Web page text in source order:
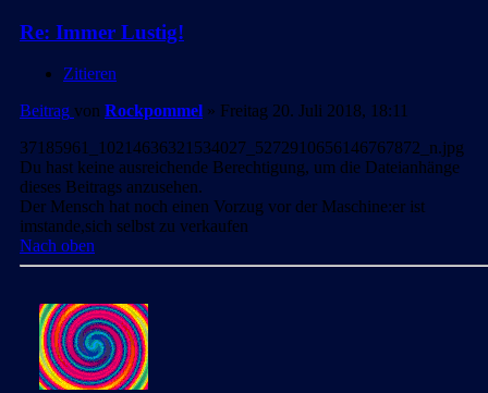
Re: Immer Lustig!
Zitieren
Beitrag von Rockpommel » Freitag 20. Juli 2018, 18:11
37185961_10214636321534027_5272910656146767872_n.jpg
Du hast keine ausreichende Berechtigung, um die Dateianhänge
dieses Beitrags anzusehen.
Der Mensch hat noch einen Vorzug vor der Maschine:er ist
imstande,sich selbst zu verkaufen
Nach oben